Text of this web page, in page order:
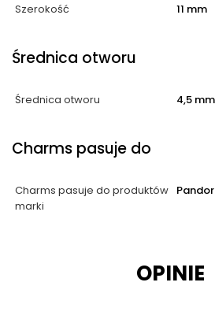
Szerokość
11 mm
Średnica otworu
Średnica otworu 4,5 mm
Charms pasuje do
Charms pasuje do produktów
marki
OPINIE